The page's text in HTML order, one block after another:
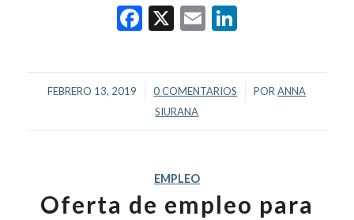
Facebook
X EmailLinkedIn
FEBRERO 13, 2019
/ 0 COMENTARIOS
/ PORANNA
SIURANA
EMPLEO
Oferta de empleo para